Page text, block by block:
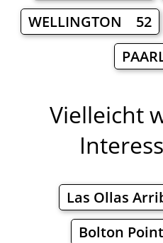
WELLINGTON 52
Vielleicht
Las Ollas
Bolton Point